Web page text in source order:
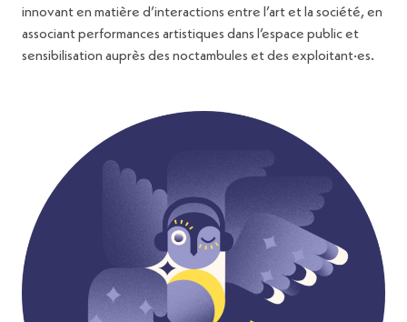
innovant en matière d’interactions entre l’art et la société, en
associant performances artistiques dans l’espace public et
sensibilisation auprès des noctambules et des exploitant·es.